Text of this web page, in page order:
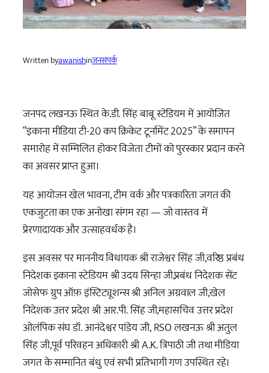
Written byawanishinजनसंपर्क
जनपद लखनऊ स्थित के.डी. सिंह बाबू स्टेडियम में आयोजित
“इकाना मीडिया टी-20 कप क्रिकेट टूर्नामेंट 2025” के समापन
समारोह में सम्मिलित होकर विजेता टीमों को पुरस्कार प्रदान करने
का अवसर प्राप्त हुआ।
यह आयोजन खेल भावना, टीम वर्क और पत्रकारिता जगत की
एकजुटता का एक अनोखा संगम रहा — जो वास्तव में
प्रेरणादायक और उत्साहवर्धक है।
इस अवसर पर माननीय विधायक श्री राजेश्वर सिंह जी,वरिष्ठ प्रबंध
निदेशक इकाना स्टेडियम श्री उदय सिन्हा जी,प्रबंध निदेशक सेंट
जोसेफ ग्रुप ऑफ़ इंस्टिट्यूशन्स श्री अनिल अग्रवाल जी,खेल
निदेशक उत्तर प्रदेश श्री आर.पी. सिंह जी,महासचिव उत्तर प्रदेश
ओलंपिक संघ डॉ. आनंदेश्वर पांडेय जी, RSO लखनऊ श्री अतुल
सिंह जी,पूर्व परिवहन अधिकारी श्री A.K. त्रिपाठी जी तथा मीडिया
जगत के सम्मानित बंधु एवं सभी प्रतिभागी गण उपस्थित रहे।